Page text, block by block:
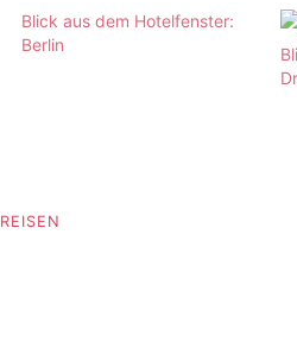
Blick aus dem Hotelfenster:
Berlin
REISEN